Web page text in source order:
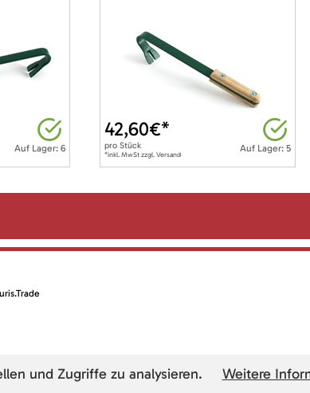
Auf Lager: 6 Auf Lager: 5
42,60€*
pro Stück
*inkl. MwSt zzgl. Versand
und Zugriffe zu analysieren. Weitere